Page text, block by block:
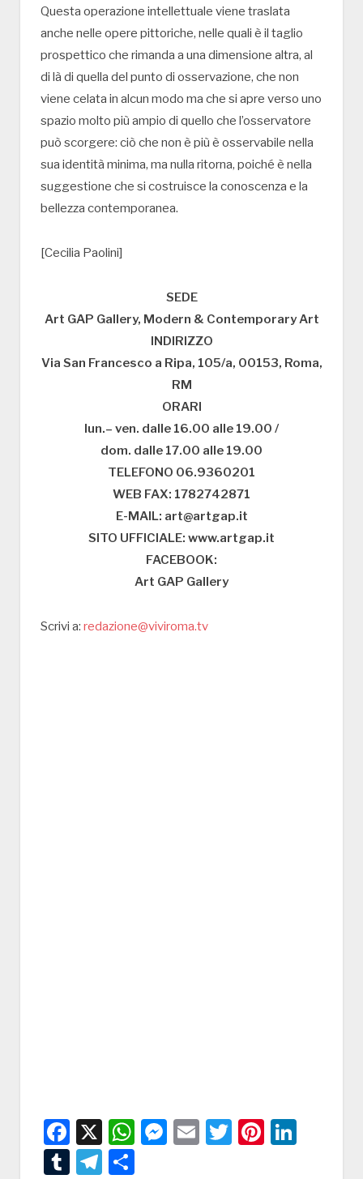
Questa operazione intellettuale viene traslata
anche nelle opere pittoriche, nelle quali è il taglio
prospettico che rimanda a una dimensione altra, al
di là di quella del punto di osservazione, che non
viene celata in alcun modo ma che si apre verso uno
spazio molto più ampio di quello che l’osservatore
può scorgere: ciò che non è più è osservabile nella
sua identità minima, ma nulla ritorna, poiché è nella
suggestione che si costruisce la conoscenza e la
bellezza contemporanea.
[Cecilia Paolini]
SEDE
Art GAP Gallery, Modern & Contemporary Art
INDIRIZZO
Via San Francesco a Ripa, 105/a, 00153, Roma,
RM
ORARI
lun.– ven. dalle 16.00 alle 19.00 /
dom. dalle 17.00 alle 19.00
TELEFONO 06.9360201
WEB FAX: 1782742871
E-MAIL: art@artgap.it
SITO UFFICIALE: www.artgap.it
FACEBOOK:
Art GAP Gallery
Scrivi a: redazione@viviroma.tv
Facebook
X WhatsApp
Messenger
EmailTwitter
TumblrTelegram